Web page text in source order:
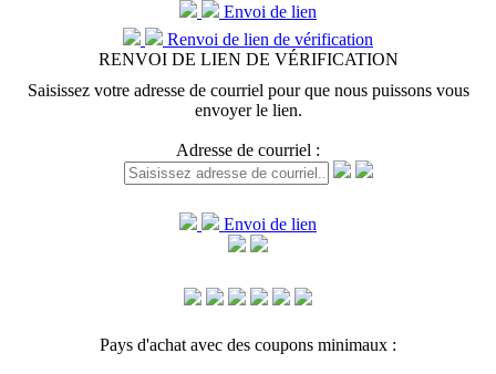
Envoi de lien
Renvoi de lien de vérification
RENVOI DE LIEN DE VÉRIFICATION
Saisissez votre adresse de courriel pour que nous puissons vous
envoyer le lien.
Adresse de courriel :
Envoi de lien
Pays d'achat avec des coupons minimaux :